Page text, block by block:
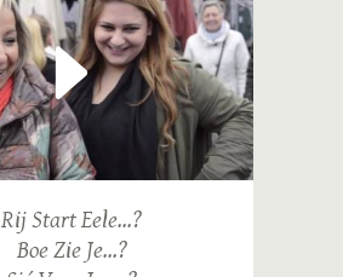
Rij Start Eele...?
Boe Zie Je...?